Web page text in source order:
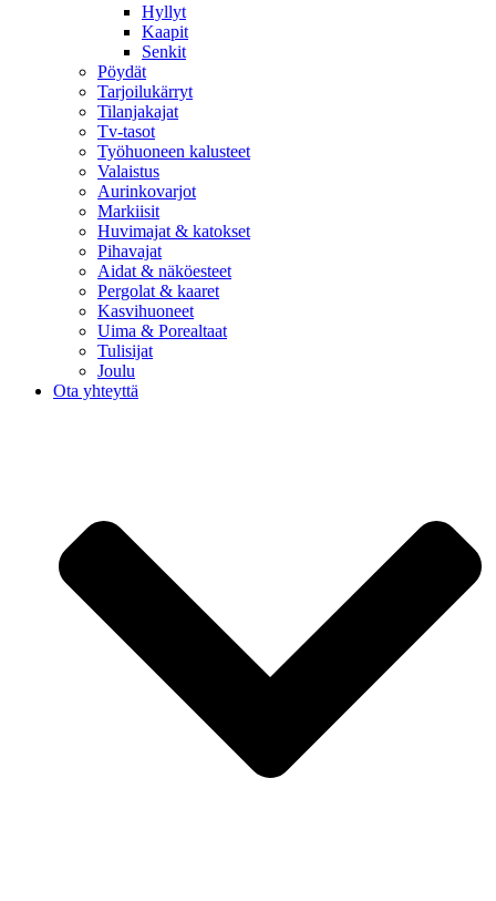
Hyllyt
Kaapit
Senkit
Pöydät
Tarjoilukärryt
Tilanjakajat
Tv-tasot
Työhuoneen kalusteet
Valaistus
Aurinkovarjot
Markiisit
Huvimajat & katokset
Pihavajat
Aidat & näköesteet
Pergolat & kaaret
Kasvihuoneet
Uima & Porealtaat
Tulisijat
Joulu
Ota yhteyttä